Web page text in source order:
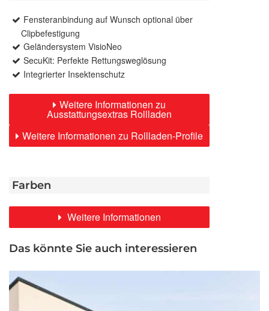
Fensteranbindung auf Wunsch optional über
Clipbefestigung
Geländersystem VisioNeo
SecuKit: Perfekte Rettungsweglösung
Integrierter Insektenschutz
Weitere Informationen zu
Ausstattungsextras Rollladen
Weitere Informationen zu Rollladen-Profile
Farben
Weitere Informationen
Das könnte Sie auch interessieren